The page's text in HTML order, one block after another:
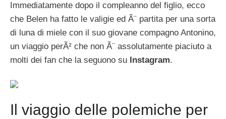
Immediatamente dopo il compleanno del figlio, ecco
che Belen ha fatto le valigie ed Ã¨ partita per una sorta
di luna di miele con il suo giovane compagno Antonino,
un viaggio perÃ² che non Ã¨ assolutamente piaciuto a
molti dei fan che la seguono su Instagram.
Il viaggio delle polemiche per